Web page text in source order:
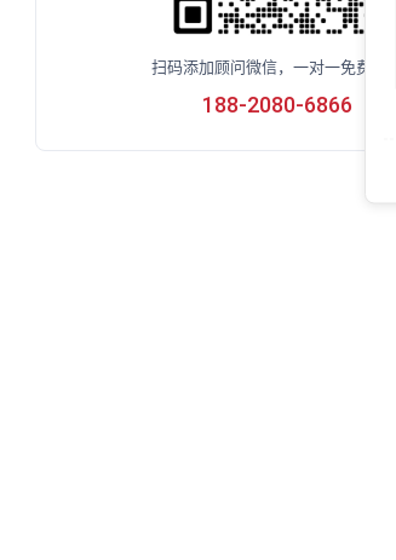
扫码添加顾问微信，一对一免费咨询
188-2080-6866